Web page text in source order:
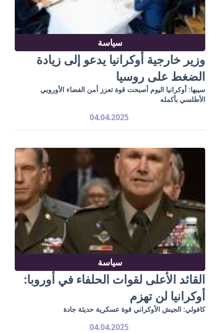
سياسة
وزير خارجية أوكرانيا يدعو إلى زيادة
الضغط على روسيا
سيبها: أوكرانيا اليوم أصبحت قوة تعزز أمن الفضاء الأوروبي
الأطلسي بأكمله
04.04.2025
سياسة
القائد الأعلى لقوات الحلفاء في أوروبا:
أوكرانيا لن تهزم
كافولي: الجيش الأوكراني قوة عسكرية حديثة جادة
04.04.2025